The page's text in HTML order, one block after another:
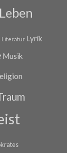
Leben
Literatur Lyrik
Musik